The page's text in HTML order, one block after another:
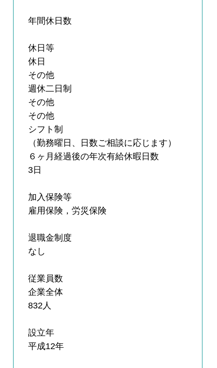
年間休日数
休日等
休日
その他
週休二日制
その他
その他
シフト制
（勤務曜日、日数ご相談に応じます）
６ヶ月経過後の年次有給休暇日数
3日
加入保険等
雇用保険，労災保険
退職金制度
なし
従業員数
企業全体
832人
設立年
平成12年